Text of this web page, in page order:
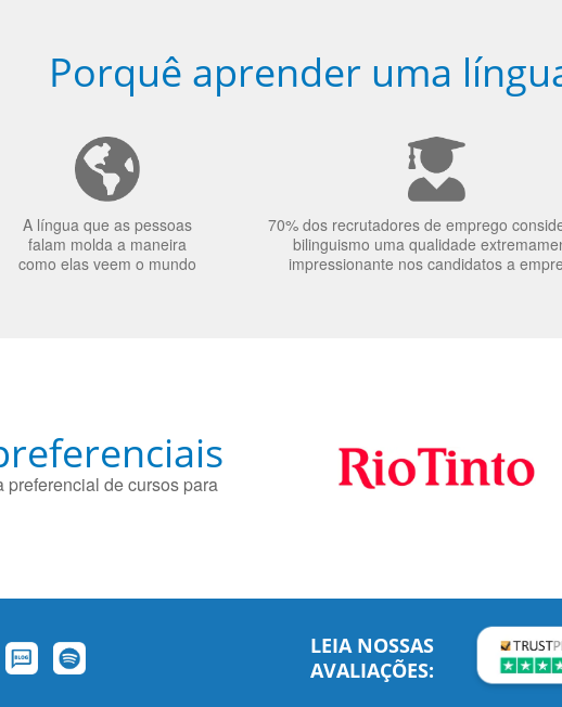
Porquê aprender uma
A língua que as pessoas
falam molda a maneira
como elas veem o mundo
70% dos recrutadores de emprego
bilinguismo uma qualidade
impressionante nos candidatos a
de cursos para
LEIA NOSSAS
AVALIAÇÕES: